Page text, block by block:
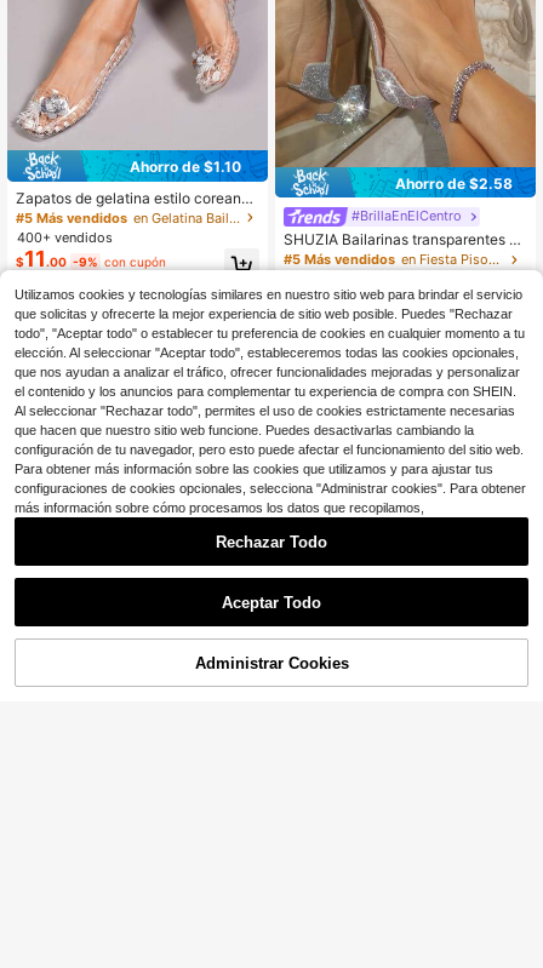
Ahorro de $1.10
Zapatos de gelatina estilo coreano
para mujer, de temporada otoño/invi
erno, con diseño de punta cuadrada
hueca y bajo empeine, planos y de
slip-on casual, zapatos de verano
#5 Más vendidos
en Gelatina Bailarinas de mujer
400+ vendidos
$11.00 -9% con cupón
Ahorro de $2.58
#BrillaEnElCentro
SHUZIA Bailarinas transparentes de
PVC con puntera puntiaguda y dec
oradas con cristales - elegantes, có
modas y brillantes, un regalo esenci
al para el Año Nuevo, el Día de San
Valentín, el verano o la primavera
#5 Más vendidos
en Fiesta Pisos De Mujer
$ 18 -13% con cupón
¡11% DE DESCUENTO!
Utilizamos cookies y tecnologías similares en nuestro sitio web para brindar el servicio
que solicitas y ofrecerte la mejor experiencia de sitio web posible. Puedes "Rechazar
todo", "Aceptar todo" o establecer tu preferencia de cookies en cualquier momento a tu
elección. Al seleccionar "Aceptar todo", estableceremos todas las cookies opcionales,
que nos ayudan a analizar el tráfico, ofrecer funcionalidades mejoradas y personalizar
el contenido y los anuncios para complementar tu experiencia de compra con SHEIN.
Al seleccionar "Rechazar todo", permites el uso de cookies estrictamente necesarias
que hacen que nuestro sitio web funcione. Puedes desactivarlas cambiando la
configuración de tu navegador, pero esto puede afectar el funcionamiento del sitio web.
Para obtener más información sobre las cookies que utilizamos y para ajustar tus
configuraciones de cookies opcionales, selecciona "Administrar cookies". Para obtener
más información sobre cómo procesamos los datos que recopilamos,
Rechazar Todo
Aceptar Todo
Administrar Cookies